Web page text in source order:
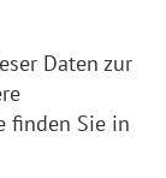
Daten zur
finden Sie in